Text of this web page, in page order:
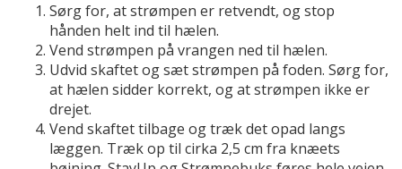
Sørg for, at strømpen er retvendt, og stop
hånden helt ind til hælen.
Vend strømpen på vrangen ned til hælen.
Udvid skaftet og sæt strømpen på foden. Sørg for,
at hælen sidder korrekt, og at strømpen ikke er
drejet.
Vend skaftet tilbage og træk det opad langs
læggen. Træk op til cirka 2,5 cm fra knæets